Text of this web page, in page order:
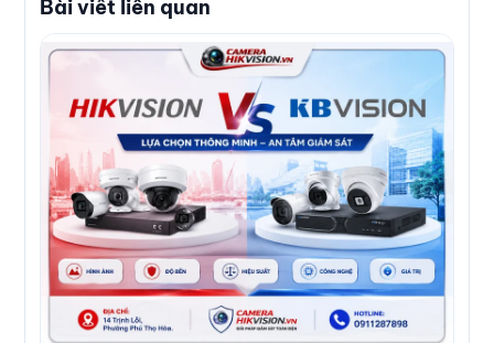
Bài viết liên quan